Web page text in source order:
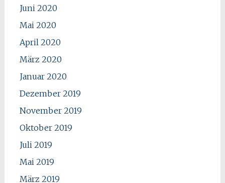
Juni 2020
Mai 2020
April 2020
März 2020
Januar 2020
Dezember 2019
November 2019
Oktober 2019
Juli 2019
Mai 2019
März 2019